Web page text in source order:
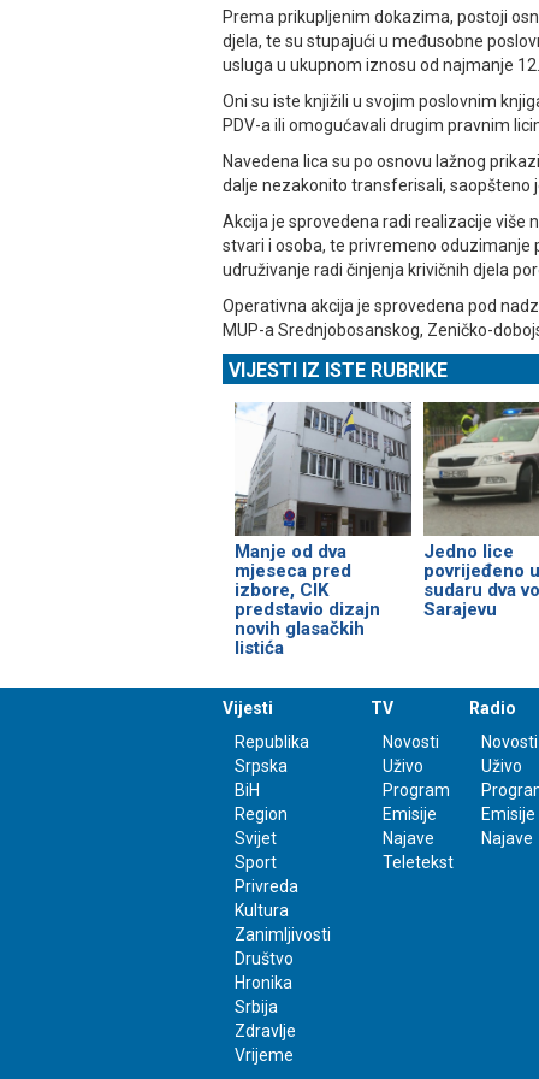
Prema prikupljenim dokazima, postoji
djela, te su stupajući u međusobne
usluga u ukupnom iznosu od najmanje
Oni su iste knjižili u svojim poslovnim
PDV-a ili omogućavali drugim pravnim
Navedena lica su po osnovu lažnog
dalje nezakonito transferisali, saopšteno
Akcija je sprovedena radi realizacije više
stvari i osoba, te privremeno
udruživanje radi činjenja krivičnih djela
Operativna akcija je sprovedena pod
MUP-a Srednjobosanskog, Zeničko-
VIJESTI IZ ISTE RUBRIKE
Manje od dva
mjeseca pred
izbore, CIK
predstavio dizajn
novih glasačkih
listića
Јedno lice
povrijeđeno u
sudaru dva
Sarajevu
Vijesti
Republika
Srpska
BiH
Region
Svijet
Sport
Privreda
Kultura
Zanimljivosti
Društvo
Hronika
Srbija
Zdravlje
Vrijeme
TV
Novosti
Uživo
Program
Emisije
Najave
Teletekst
Radio
Novosti
Uživo
Emisije
Najave